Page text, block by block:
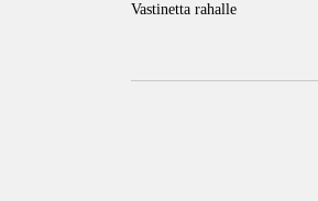
Vastinetta rahalle